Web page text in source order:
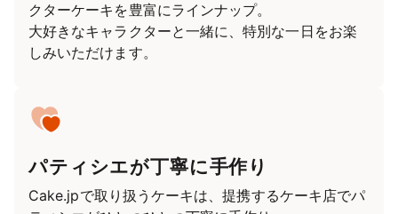
クターケーキを豊富にラインナップ。
大好きなキャラクターと一緒に、特別な一日をお楽
しみいただけます。
パティシエが丁寧に手作り
Cake.jpで取り扱うケーキは、提携するケーキ店でパ